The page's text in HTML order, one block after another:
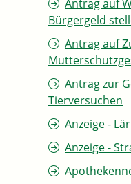
Antrag auf
Bürgergeld
Antrag auf
Antrag zur
Tierversuchen
Anzeige -
Anzeige -